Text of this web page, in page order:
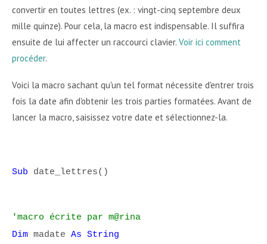
convertir en toutes lettres (ex. : vingt-cinq septembre deux
mille quinze). Pour cela, la macro est indispensable. Il suffira
ensuite de lui affecter un raccourci clavier. Voir ici comment
procéder.
Voici la macro sachant qu'un tel format nécessite d'entrer trois
fois la date afin d'obtenir les trois parties formatées. Avant de
lancer la macro, saisissez votre date et sélectionnez-la.
Sub date_lettres()
'macro écrite par m@rina
Dim madate As String